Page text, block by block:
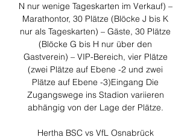
N nur wenige Tageskarten im Verkauf) –
Marathontor, 30 Plätze (Blöcke J bis K
nur als Tageskarten) – Gäste, 30 Plätze
(Blöcke G bis H nur über den
Gastverein) – VIP-Bereich, vier Plätze
(zwei Plätze auf Ebene -2 und zwei
Plätze auf Ebene -3)Eingang Die
Zugangswege ins Stadion variieren
abhängig von der Lage der Plätze.
Hertha BSC vs VfL Osnabrück